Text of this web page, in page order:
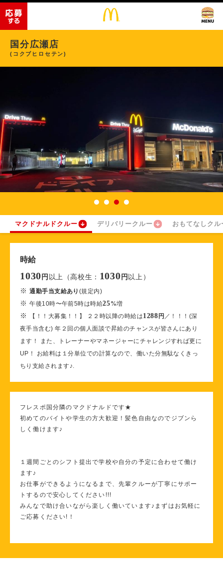
国分広瀬店
(コクブヒロセテン)
マクドナルドクルー デリバリークルー おもてなしクル
時給
1030 円 以上（高校生： 1030 円 以上）
※通勤手当支給あり (規定内)
※午後10時〜午前5時は時給25%増
※ 【！！大募集！！】 ２２時以降の時給は1288円 ／！！！(深
夜手当含む) 年２回の個人面談で昇給のチャンスが皆さんにあり
ます！ また、トレーナーやマネージャーにチャレンジすれば更に
UP！ お給料は１分単位での計算なので、働いた分無駄なくきっ
ちり支給されます♪.
フレスポ国分隣のマクドナルドです★
初めてのバイトや学生の方大歓迎！髪色自由なのでジブンら
しく働けます♪
１週間ごとのシフト提出で学校や自分の予定に合わせて働け
ます♪
お仕事ができるようになるまで、先輩クルーが丁寧にサポー
トするので安心してください!!!
みんなで助け合いながら楽しく働いています♪まずはお気軽に
ご応募ください!！